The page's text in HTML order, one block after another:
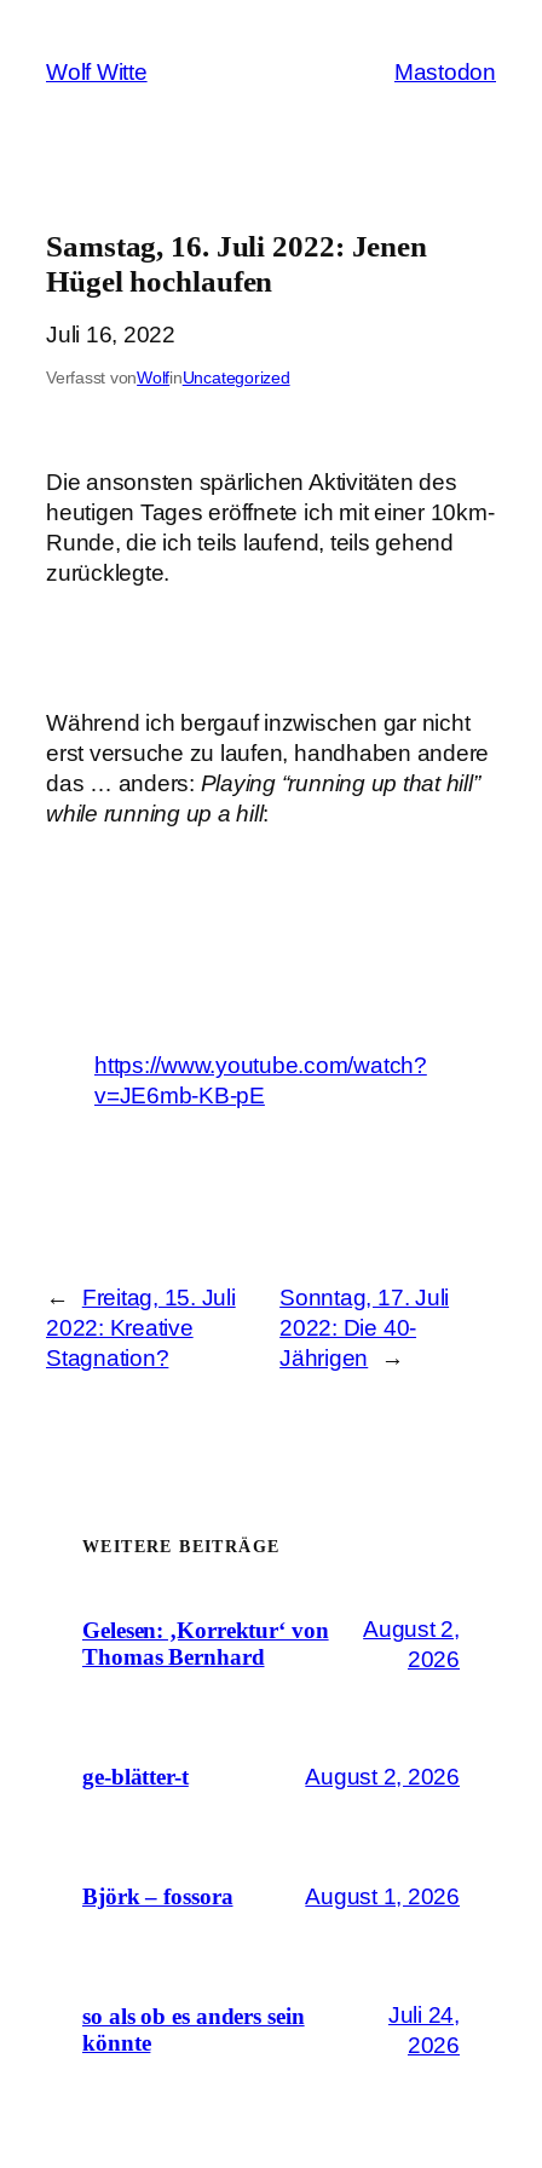
springen
Wolf Witte Mastodon
Samstag, 16. Juli 2022: Jenen
Hügel hochlaufen
Juli 16, 2022
Verfasst vonWolfinUncategorized
Die ansonsten spärlichen Aktivitäten des
heutigen Tages eröffnete ich mit einer 10km-
Runde, die ich teils laufend, teils gehend
zurücklegte.
Während ich bergauf inzwischen gar nicht
erst versuche zu laufen, handhaben andere
das … anders: Playing “running up that hill”
while running up a hill:
https://www.youtube.com/watch?
v=JE6mb-KB-pE
←
Freitag, 15. Juli
2022: Kreative
Stagnation?
Sonntag, 17. Juli
2022: Die 40-
Jährigen
→
WEITERE BEITRÄGE
Gelesen: ‚Korrektur‘ von
Thomas Bernhard
August 2,
2026
ge-blätter-t August 2, 2026
Björk – fossora August 1, 2026
so als ob es anders sein
könnte
Juli 24,
2026